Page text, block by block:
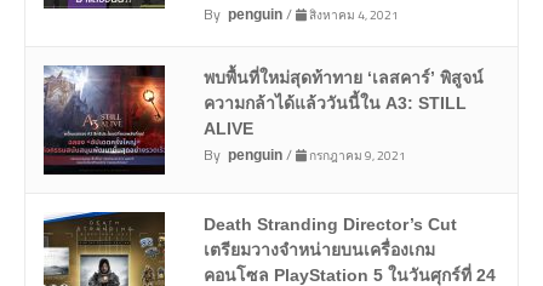
By penguin/ สิงหาคม 4, 2021
พบพื้นที่ใหม่สุดท้าทาย ‘เลสคาร์’ พิสูจน์
ความกล้าได้แล้ววันนี้ใน A3: STILL
ALIVE
By penguin/ กรกฎาคม 9, 2021
Death Stranding Director’s Cut
เตรียมวางจำหน่ายบนเครื่องเกม
คอนโซล PlayStation 5 ในวันศุกร์ที่ 24